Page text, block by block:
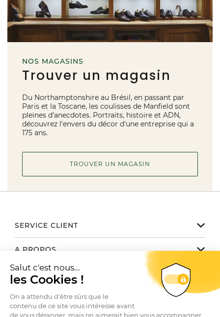
NOS MAGASINS
Trouver un magasin
Du Northamptonshire au Brésil, en passant par
Paris et la Toscane, les coulisses de Manfield sont
pleines d'anecdotes. Portraits, histoire et ADN,
découvrez l'envers du décor d'une entreprise qui a
175 ans.
TROUVER UN MAGASIN
SERVICE CLIENT
de 9h30 à 17h30 du lundi au vendredi
Emailhelp@bowen.fr
Téléphone 01 78 35 10 20
Questions fréquentes
A PROPOS
La marque
Autres marques du groupe
NOUS TROUVER / CONTACTER
Toutes nos boutiques
Contactez-nous SUIVEZ-NOUS